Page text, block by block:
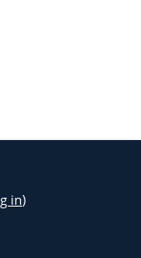
in)